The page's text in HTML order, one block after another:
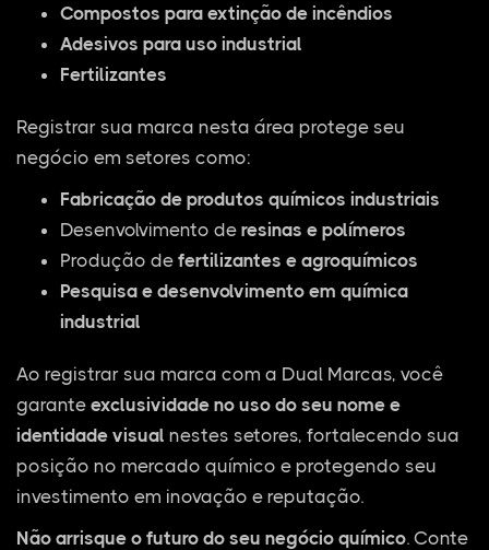
Compostos para extinção de incêndios
Adesivos para uso industrial
Fertilizantes
Registrar sua marca nesta área protege seu
negócio em setores como:
Fabricação de produtos químicos industriais
Desenvolvimento de resinas e polímeros
Produção de fertilizantes e agroquímicos
Pesquisa e desenvolvimento em química
industrial
Ao registrar sua marca com a Dual Marcas, você
garante exclusividade no uso do seu nome e
identidade visual nestes setores, fortalecendo sua
posição no mercado químico e protegendo seu
investimento em inovação e reputação.
Não arrisque o futuro do seu negócio químico. Conte